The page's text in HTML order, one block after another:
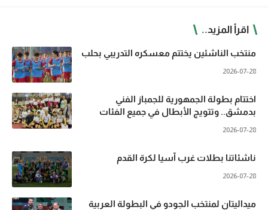
اقرأ المزيد..
منتخب الناشئين يختتم معسكره التدريبي بحلب
2026-07-28
اختتام بطولة الجمهورية للجمباز الفني
بدمشق.. وتتويج الأبطال في جميع الفئات
2026-07-28
ناشئاتنا بطلات غرب آسيا لكرة القدم
2026-07-28
ميداليتان لمنتخب الجودو في البطولة العربية